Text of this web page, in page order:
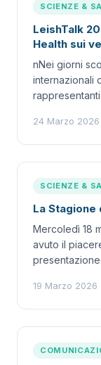
SCIENZE &
LeishTalk
Health sui
nNei giorni
internazionali
24 Marzo 2026
SCIENZE &
La Stagione
Mercoledì 18
avuto il
presentazione
19 Marzo 2026